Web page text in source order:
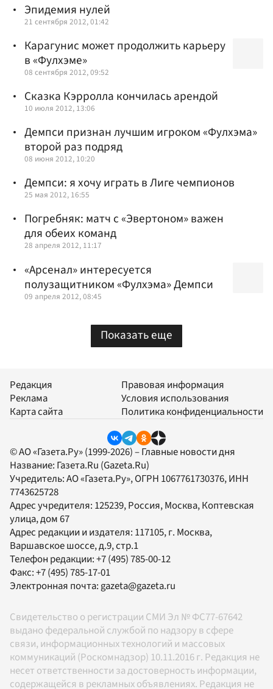
Эпидемия нулей
21 сентября 2012, 01:42
Карагунис может продолжить карьеру
в «Фулхэме»
08 сентября 2012, 09:52
Сказка Кэрролла кончилась арендой
10 июля 2012, 13:06
Демпси признан лучшим игроком «Фулхэма»
второй раз подряд
08 июня 2012, 10:20
Демпси: я хочу играть в Лиге чемпионов
25 мая 2012, 16:55
Погребняк: матч с «Эвертоном» важен
для обеих команд
28 апреля 2012, 11:17
«Арсенал» интересуется
полузащитником «Фулхэма» Демпси
09 апреля 2012, 08:45
Показать еще
Редакция
Реклама
Карта сайта
Правовая информация
Условия использования
Политика конфиденциальности
© АО «Газета.Ру» (1999-2026) – Главные новости дня
Название: Газета.Ru (Gazeta.Ru)
Учредитель:АО «Газета.Ру», ОГРН 1067761730376, ИНН
7743625728
Адрес учредителя: 125239, Россия, Москва, Коптевская
улица, дом 67
Адрес редакции и издателя: 117105, г. Москва,
Варшавское шоссе, д.9, стр.1
Телефон редакции:+7 (495) 785-00-12
Факс:+7 (495) 785-17-01
Электронная почта:gazeta@gazeta.ru
Свидетельство о регистрации СМИ Эл № ФС77-67642
выдано федеральной службой по надзору в сфере
связи, информационных технологий и массовых
коммуникаций (Роскомнадзор) 10.11.2016 г. Редакция не
несет ответственности за достоверность информации,
содержащейся в рекламных объявлениях. Редакция не